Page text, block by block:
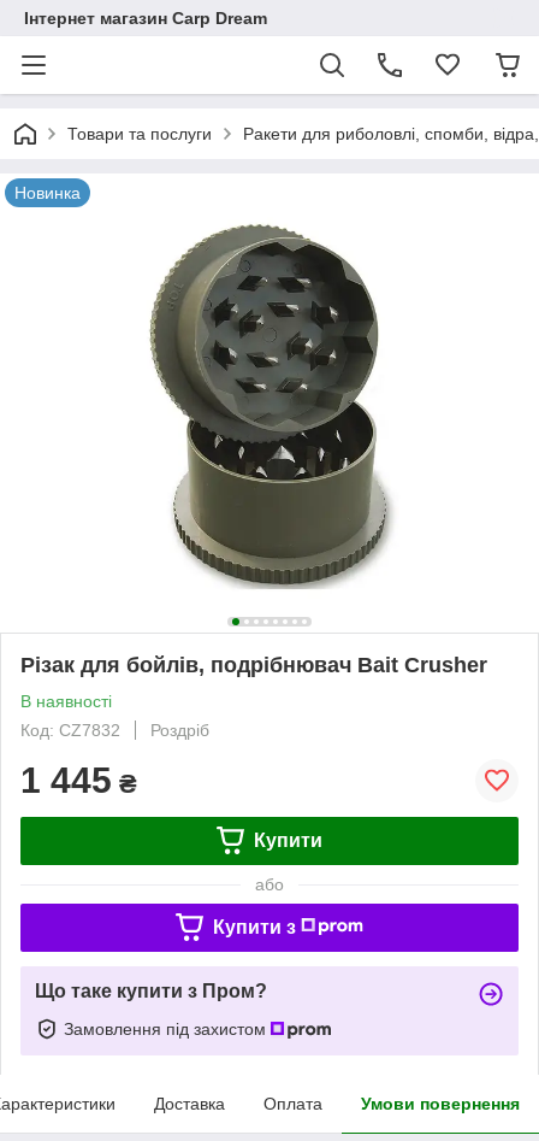
Інтернет магазин Carp Dream
Товари та послуги Ракети для риболовлі, спомби,
Новинка
Різак для бойлів, подрібнювач Bait Crusher
В наявності
Код: CZ7832
Роздріб
1 445 ₴
Купити
або
Купити з
Що таке купити з Пром?
Замовлення під захистом
Доставка Оплата Умови повернення